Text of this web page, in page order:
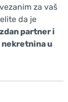
za vaš
da je
partner i
u